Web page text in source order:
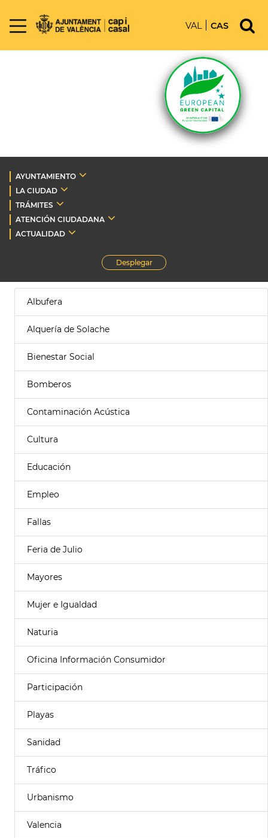
VAL CAS
AYUNTAMIENTO
LA CIUDAD
TRÁMITES
ATENCIÓN CIUDADANA
ACTUALIDAD
Desplegar
Albufera
Alquería de Solache
Bienestar Social
Bomberos
Contaminación Acústica
Cultura
Educación
Empleo
Fallas
Feria de Julio
Mayores
Mujer e Igualdad
Naturia
Oficina Información Consumidor
Participación
Playas
Sanidad
Tráfico
Urbanismo
Valencia